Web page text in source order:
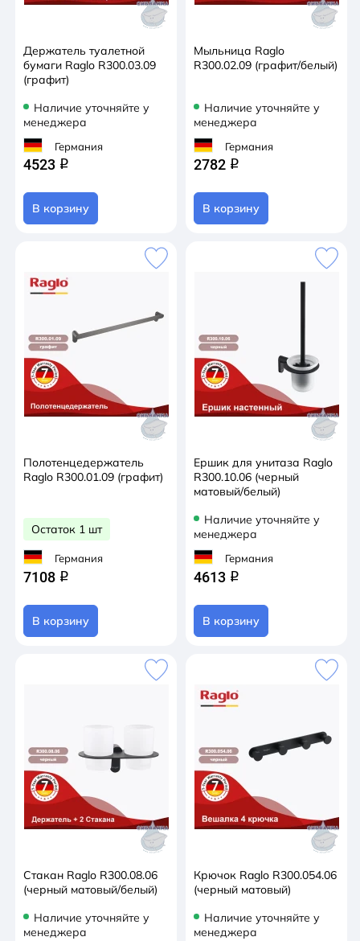
Держатель туалетной
бумаги Raglo R300.03.09
(графит)
Наличие уточняйте у
менеджера
Германия
4523 q
В корзину
Мыльница Raglo
R300.02.09 (графит/белый)
Наличие уточняйте у
менеджера
Германия
2782 q
В корзину
Полотенцедержатель
Raglo R300.01.09 (графит)
Остаток 1 шт
Германия
7108 q
В корзину
Ершик для унитаза Raglo
R300.10.06 (черный
матовый/белый)
Наличие уточняйте у
менеджера
Германия
4613 q
В корзину
Стакан Raglo R300.08.06
(черный матовый/белый)
Наличие уточняйте у
менеджера
Крючок Raglo R300.054.06
(черный матовый)
Наличие уточняйте у
менеджера